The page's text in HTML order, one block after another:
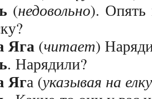
(недовольно). Опять
Яга (читает)
. Нарядили?
Яга (указывая на